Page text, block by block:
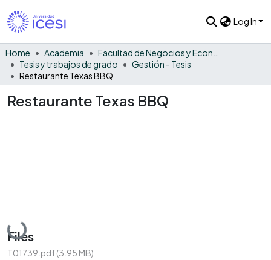
Log In
Home Academia
Tesis y trabajos de grado
Gestión - Tesis
Restaurante Texas BBQ
Restaurante Texas BBQ
Loading...
Files
T01739.pdf(3.95 MB)